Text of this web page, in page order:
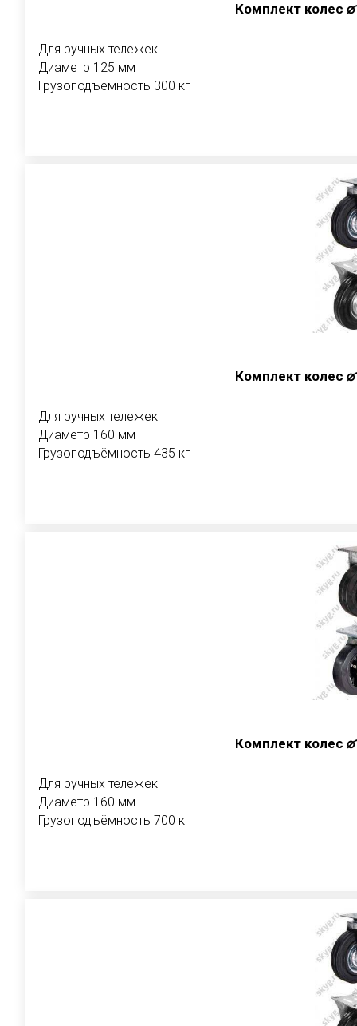
Комплект колес
Для ручных тележек
Диаметр 125 мм
Грузоподъёмность 300 кг
Комплект колес
Для ручных тележек
Диаметр 160 мм
Грузоподъёмность 435 кг
Комплект колес
Для ручных тележек
Диаметр 160 мм
Грузоподъёмность 700 кг